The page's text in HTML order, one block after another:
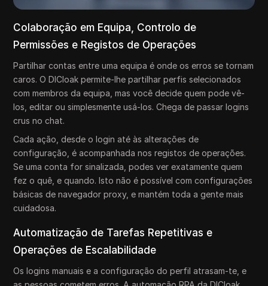
Colaboração em Equipa, Controlo de
Permissões e Registos de Operações
Partilhar contas entre uma equipa é onde os erros se tornam
caros. O DICloak permite-lhe partilhar perfis selecionados
com membros da equipa, mas você decide quem pode vê-
los, editar ou simplesmente usá-los. Chega de passar logins
crus no chat.
Cada ação, desde o login até às alterações de
configuração, é acompanhada nos registos de operações.
Se uma conta for sinalizada, podes ver exatamente quem
fez o quê, e quando. Isto não é possível com configurações
básicas de navegador proxy, e mantém toda a gente mais
cuidadosa.
Automatização de Tarefas Repetitivas e
Operações de Escalabilidade
Os logins manuais e a configuração do perfil atrasam-te, e